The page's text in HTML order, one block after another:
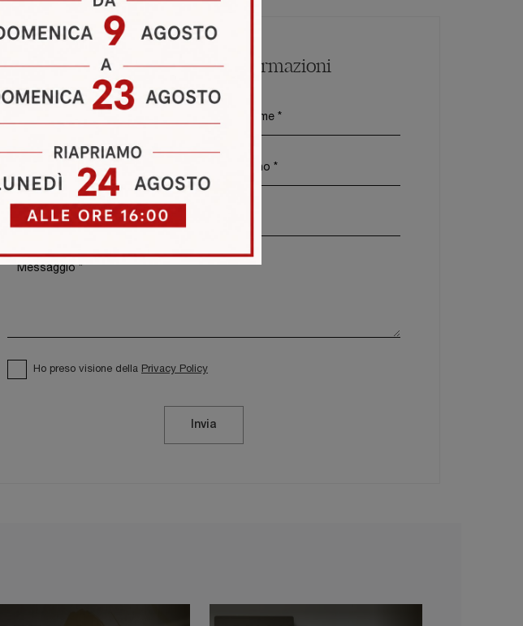
Richiedi Maggiori Informazioni
Ho preso visione della Privacy Policy
Invia